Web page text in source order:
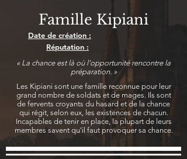
Famille Kipiani
Date de création :
Réputation :
« La chance est là où l'opportunité rencontre la
préparation. »
Les Kipiani sont une famille reconnue pour leur
grand nombre de soldats et de mages. Ils sont
de fervents croyants du hasard et de la chance
qui régit, selon eux, les existences de chacun.
Incapables de tenir en place, la plupart de leurs
membres savent qu’il faut provoquer sa chance.